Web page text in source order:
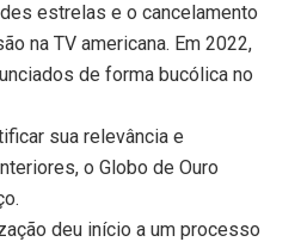
estrelas e o cancelamento
na TV americana. Em 2022,
de forma bucólica no
sua relevância e
o Globo de Ouro
deu início a um processo